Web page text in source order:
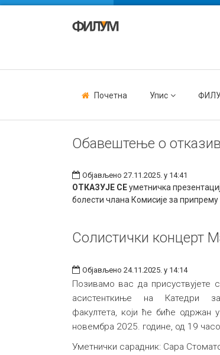
Почетна Упис
Обавештење о
Објављено 27.11.2025. у 14:41
ОТКАЗУЈЕ СЕуметничка
болести члана Комисије за припрему
Солистички концерт
Објављено 24.11.2025. у 14:14
Позивамо вас да присуствујете
асистенткиње на Катедри
факултета, који ће биће
новембра 2025. године, од 19
Уметнички сарадник: Сара